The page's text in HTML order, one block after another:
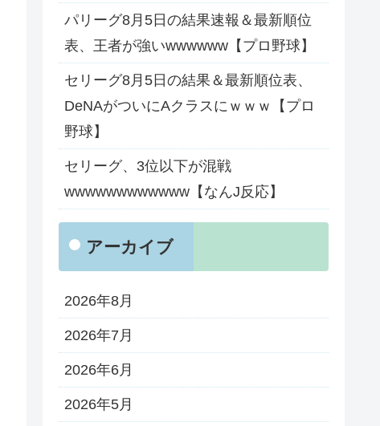
パリーグ8月5日の結果速報＆最新順位
表、王者が強いwwwwww【プロ野球】
セリーグ8月5日の結果＆最新順位表、
DeNAがついにAクラスにｗｗｗ【プロ
野球】
セリーグ、3位以下が混戦
wwwwwwwwwwww【なんJ反応】
アーカイブ
2026年8月
2026年7月
2026年6月
2026年5月